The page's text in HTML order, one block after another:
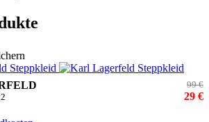
99 €
29 €